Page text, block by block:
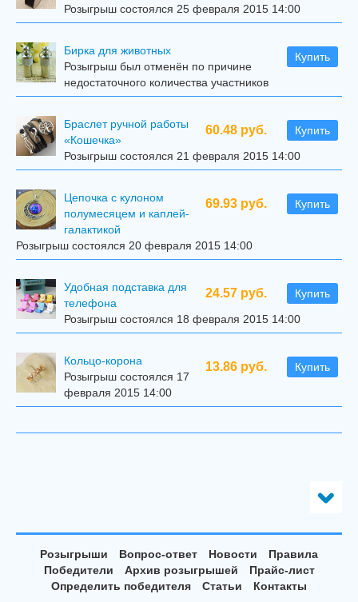
Розыгрыш состоялся 25 февраля 2015 14:00
Купить
Бирка для животных
Розыгрыш был отменён по причине
недостаточного количества участников
60.48 руб. Купить
Браслет ручной работы
«Кошечка»
Розыгрыш состоялся 21 февраля 2015 14:00
69.93 руб. Купить
Цепочка с кулоном
полумесяцем и каплей-
галактикой
Розыгрыш состоялся 20 февраля 2015 14:00
24.57 руб. Купить
Удобная подставка для
телефона
Розыгрыш состоялся 18 февраля 2015 14:00
13.86 руб. Купить
Кольцо-корона
Розыгрыш состоялся 17
февраля 2015 14:00
Розыгрыши Вопрос-ответ Новости
Правила
Победители
Архив розыгрышей
Прайс-лист
Определить победителя
Статьи Контакты